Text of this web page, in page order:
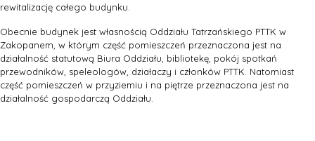
rewitalizację całego budynku.
Obecnie budynek jest własnością Oddziału Tatrzańskiego PTTK w
Zakopanem, w którym część pomieszczeń przeznaczona jest na
działalność statutową Biura Oddziału, bibliotekę, pokój spotkań
przewodników, speleologów, działaczy i członków PTTK. Natomiast
część pomieszczeń w przyziemiu i na piętrze przeznaczona jest na
działalność gospodarczą Oddziału.